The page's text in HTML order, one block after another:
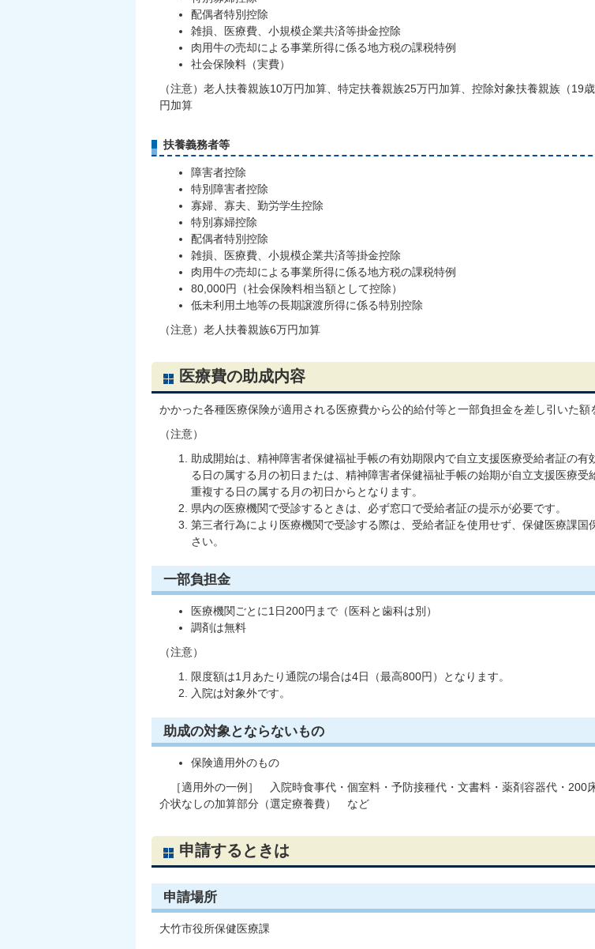
配偶者特別控除
雑損、医療費、小規模企業共済等掛金控除
肉用牛の売却による事業所得に係る地方税の課税特例
社会保険料（実費）
（注意）老人扶養親族10万円加算、特定扶養親族25万円加算、控除対象扶養親族（19
円加算
扶養義務者等
障害者控除
特別障害者控除
寡婦、寡夫、勤労学生控除
特別寡婦控除
配偶者特別控除
雑損、医療費、小規模企業共済等掛金控除
肉用牛の売却による事業所得に係る地方税の課税特例
80,000円（社会保険料相当額として控除）
低未利用土地等の長期譲渡所得に係る特別控除
（注意）老人扶養親族6万円加算
医療費の助成内容
かかった各種医療保険が適用される医療費から公的給付等と一部負担金を差し引いた額
（注意）
助成開始は、精神障害者保健福祉手帳の有効期限内で自立支援医療受給者証の有
る日の属する月の初日または、精神障害者保健福祉手帳の始期が自立支援医療受
重複する日の属する月の初日からとなります。
県内の医療機関で受診するときは、必ず窓口で受給者証の提示が必要です。
第三者行為により医療機関で受診する際は、受給者証を使用せず、保健医療課国
さい。
一部負担金
医療機関ごとに1日200円まで（医科と歯科は別）
調剤は無料
（注意）
限度額は1月あたり通院の場合は4日（最高800円）となります。
入院は対象外です。
助成の対象とならないもの
保険適用外のもの
［適用外の一例］ 入院時食事代・個室料・予防接種代・文書料・薬剤容器代・200
介状なしの加算部分（選定療養費） など
申請するときは
申請場所
大竹市役所保健医療課